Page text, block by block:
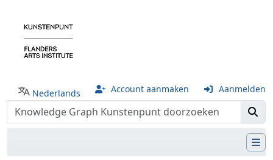
Nederlands Account aanmaken Aanmelden